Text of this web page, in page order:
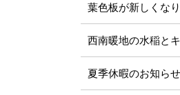
葉色板が新しくなり
西南暖地の水稲と
夏季休暇のお知らせ